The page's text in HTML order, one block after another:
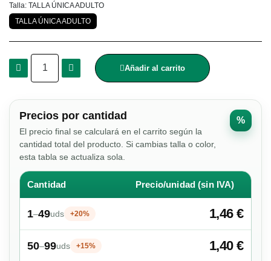
Talla TALLA ÚNICA ADULTO
TALLA ÚNICA ADULTO
Añadir al carrito
Precios por cantidad
El precio final se calculará en el carrito según la
cantidad total del producto. Si cambias talla o color,
esta tabla se actualiza sola.
%
Cantidad Precio/unidad (sin IVA)
1–49uds +20% 1,46 €
50–99uds +15% 1,40 €